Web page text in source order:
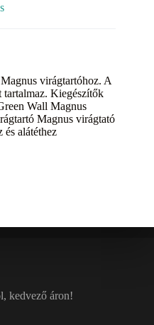
virágtartóhoz. A
tartalmaz. Kiegészítők
Wall Magnus
Magnus virágtató
és alátéthez
kedvező áron!